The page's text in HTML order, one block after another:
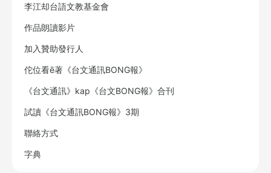
李江却台語文教基金會
作品朗讀影片
加入贊助發行人
佗位看ē著《台文通訊BONG報》
《台文通訊》kap《台文BONG報》合刊
試讀《台文通訊BONG報》3期
聯絡方式
字典